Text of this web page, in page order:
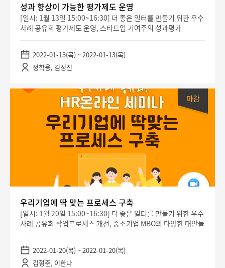
성과 향상이 가능한 평가제도 운영
[일시: 1월 13일 15:00~16:30] 더 좋은 일터를 만들기 위한 우수
사례 공유회 평가제도 운영, 스타트업 기여주의 성과평가
2022-01-13(목) ~ 2022-01-13(목)
정학용, 김성진
우리기업에 딱 맞는 프로세스 구축
[일시: 1월 20일 15:00~16:30] 더 좋은 일터를 만들기 위한 우수
사례 공유회 작업프로세스 개선, 중소기업 MBO의 다양한 대안들
2022-01-20(목) ~ 2022-01-20(목)
김형준, 이한나